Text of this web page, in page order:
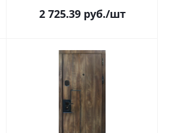
2 725.39руб./шт